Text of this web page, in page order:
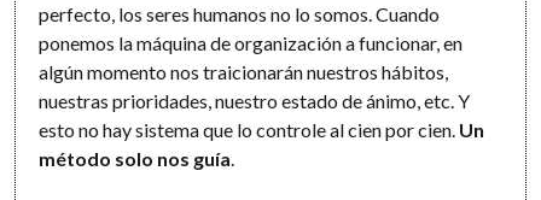
perfecto, los seres humanos no lo somos. Cuando
ponemos la máquina de organización a funcionar, en
algún momento nos traicionarán nuestros hábitos,
nuestras prioridades, nuestro estado de ánimo, etc. Y
esto no hay sistema que lo controle al cien por cien. Un
método solo nos guía